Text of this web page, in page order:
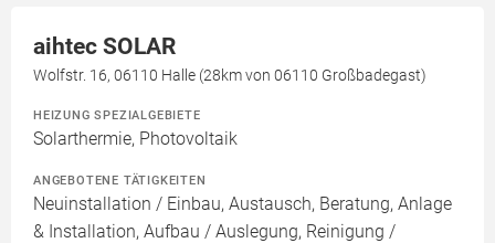
aihtec SOLAR
Wolfstr. 16, 06110 Halle (28km von 06110 Großbadegast)
HEIZUNG SPEZIALGEBIETE
Solarthermie, Photovoltaik
ANGEBOTENE TÄTIGKEITEN
Neuinstallation / Einbau, Austausch, Beratung, Anlage
& Installation, Aufbau / Auslegung, Reinigung /